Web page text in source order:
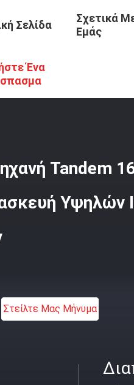
Σελίδα
Σχετικά
Εμάς
Ένα
CNC Διαδοχικό Φρένο Τύπου
Tandem
Υψηλών
Στείλτε Μας Μήνυμα